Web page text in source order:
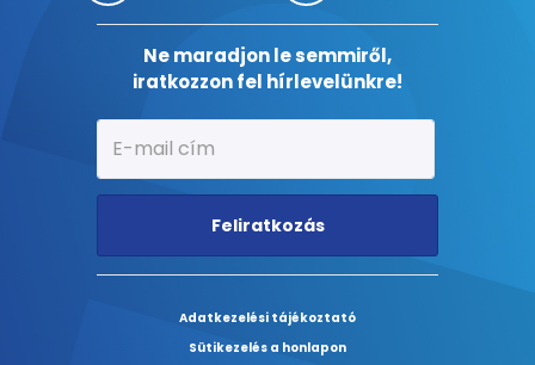
Ne maradjon le semmiről,
iratkozzon fel hírlevelünkre!
Feliratkozás
Adatkezelési tájékoztató
Sütikezelés a honlapon